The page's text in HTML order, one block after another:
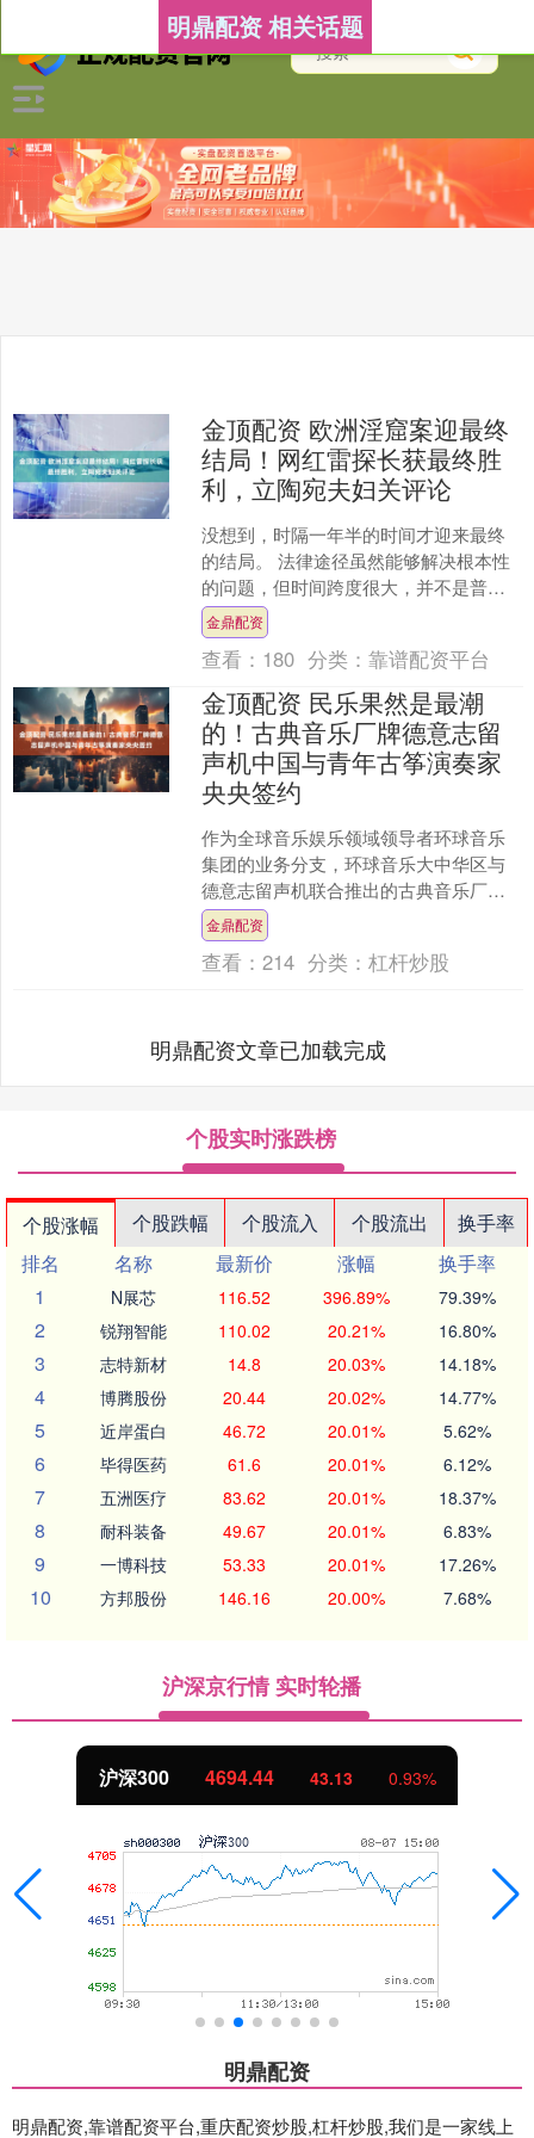
明鼎配资 相关话题
金顶配资 欧洲淫窟案迎最终
结局！网红雷探长获最终胜
利，立陶宛夫妇关评论
没想到，时隔一年半的时间才迎来最终
的结局。 法律途径虽然能够解决根本性
的问题，但时间跨度很大，并不是普通
人能够承受的，不过面对网络谣言，也
只有办法能够处理麻烦。....
金鼎配资
查看： 180 分类：靠谱配资平台
金顶配资 民乐果然是最潮
的！古典音乐厂牌德意志留
声机中国与青年古筝演奏家
央央签约
作为全球音乐娱乐领域领导者环球音乐
集团的业务分支，环球音乐大中华区与
德意志留声机联合推出的古典音乐厂牌
德意志留声机中国（DG中国）宣布与两
位中国青年音乐家——古....
金鼎配资
查看：214 分类：杠杆炒股
明鼎配资文章已加载完成
个股实时涨跌榜
个股涨幅 个股跌幅 个股流入 个股流出
换手率
排名
名称 最新价 涨幅
换手率
1
N展芯 116.52 396.89% 79.39%
2 锐翔智能 110.02 20.21% 16.80%
3 志特新材 14.8 20.03% 14.18%
4 博腾股份 20.44 20.02% 14.77%
5 近岸蛋白 46.72 20.01% 5.62%
6 毕得医药 61.6 20.01% 6.12%
7 五洲医疗 83.62 20.01% 18.37%
8 耐科装备 49.67 20.01% 6.83%
9 一博科技 53.33 20.01% 17.26%
10 方邦股份 146.16 20.00% 7.68%
沪深京行情 实时轮播
沪深300 4694.44 43.13 0.93%
明鼎配资
明鼎配资,靠谱配资平台,重庆配资炒股,杠杆炒股,我们是一家线上